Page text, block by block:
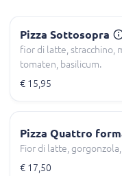
Pizza Sottosopra
fior di latte, stracchino,
tomaten, basilicum.
€ 15,95
Pizza Quattro
Fior di latte,
€ 17,50